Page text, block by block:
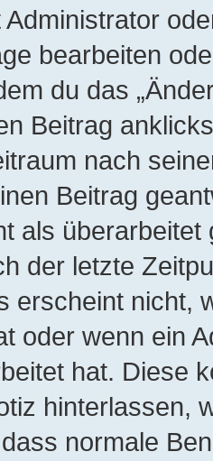
bearbeiten
du das
Beitrag
nach
Beitrag
als
der letzte
erscheint nicht,
oder wenn ein
hat. Diese
hinterlassen,
normale